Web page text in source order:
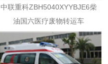
中联重科ZBH5040XYYBJE6柴
油国六医疗废物转运车